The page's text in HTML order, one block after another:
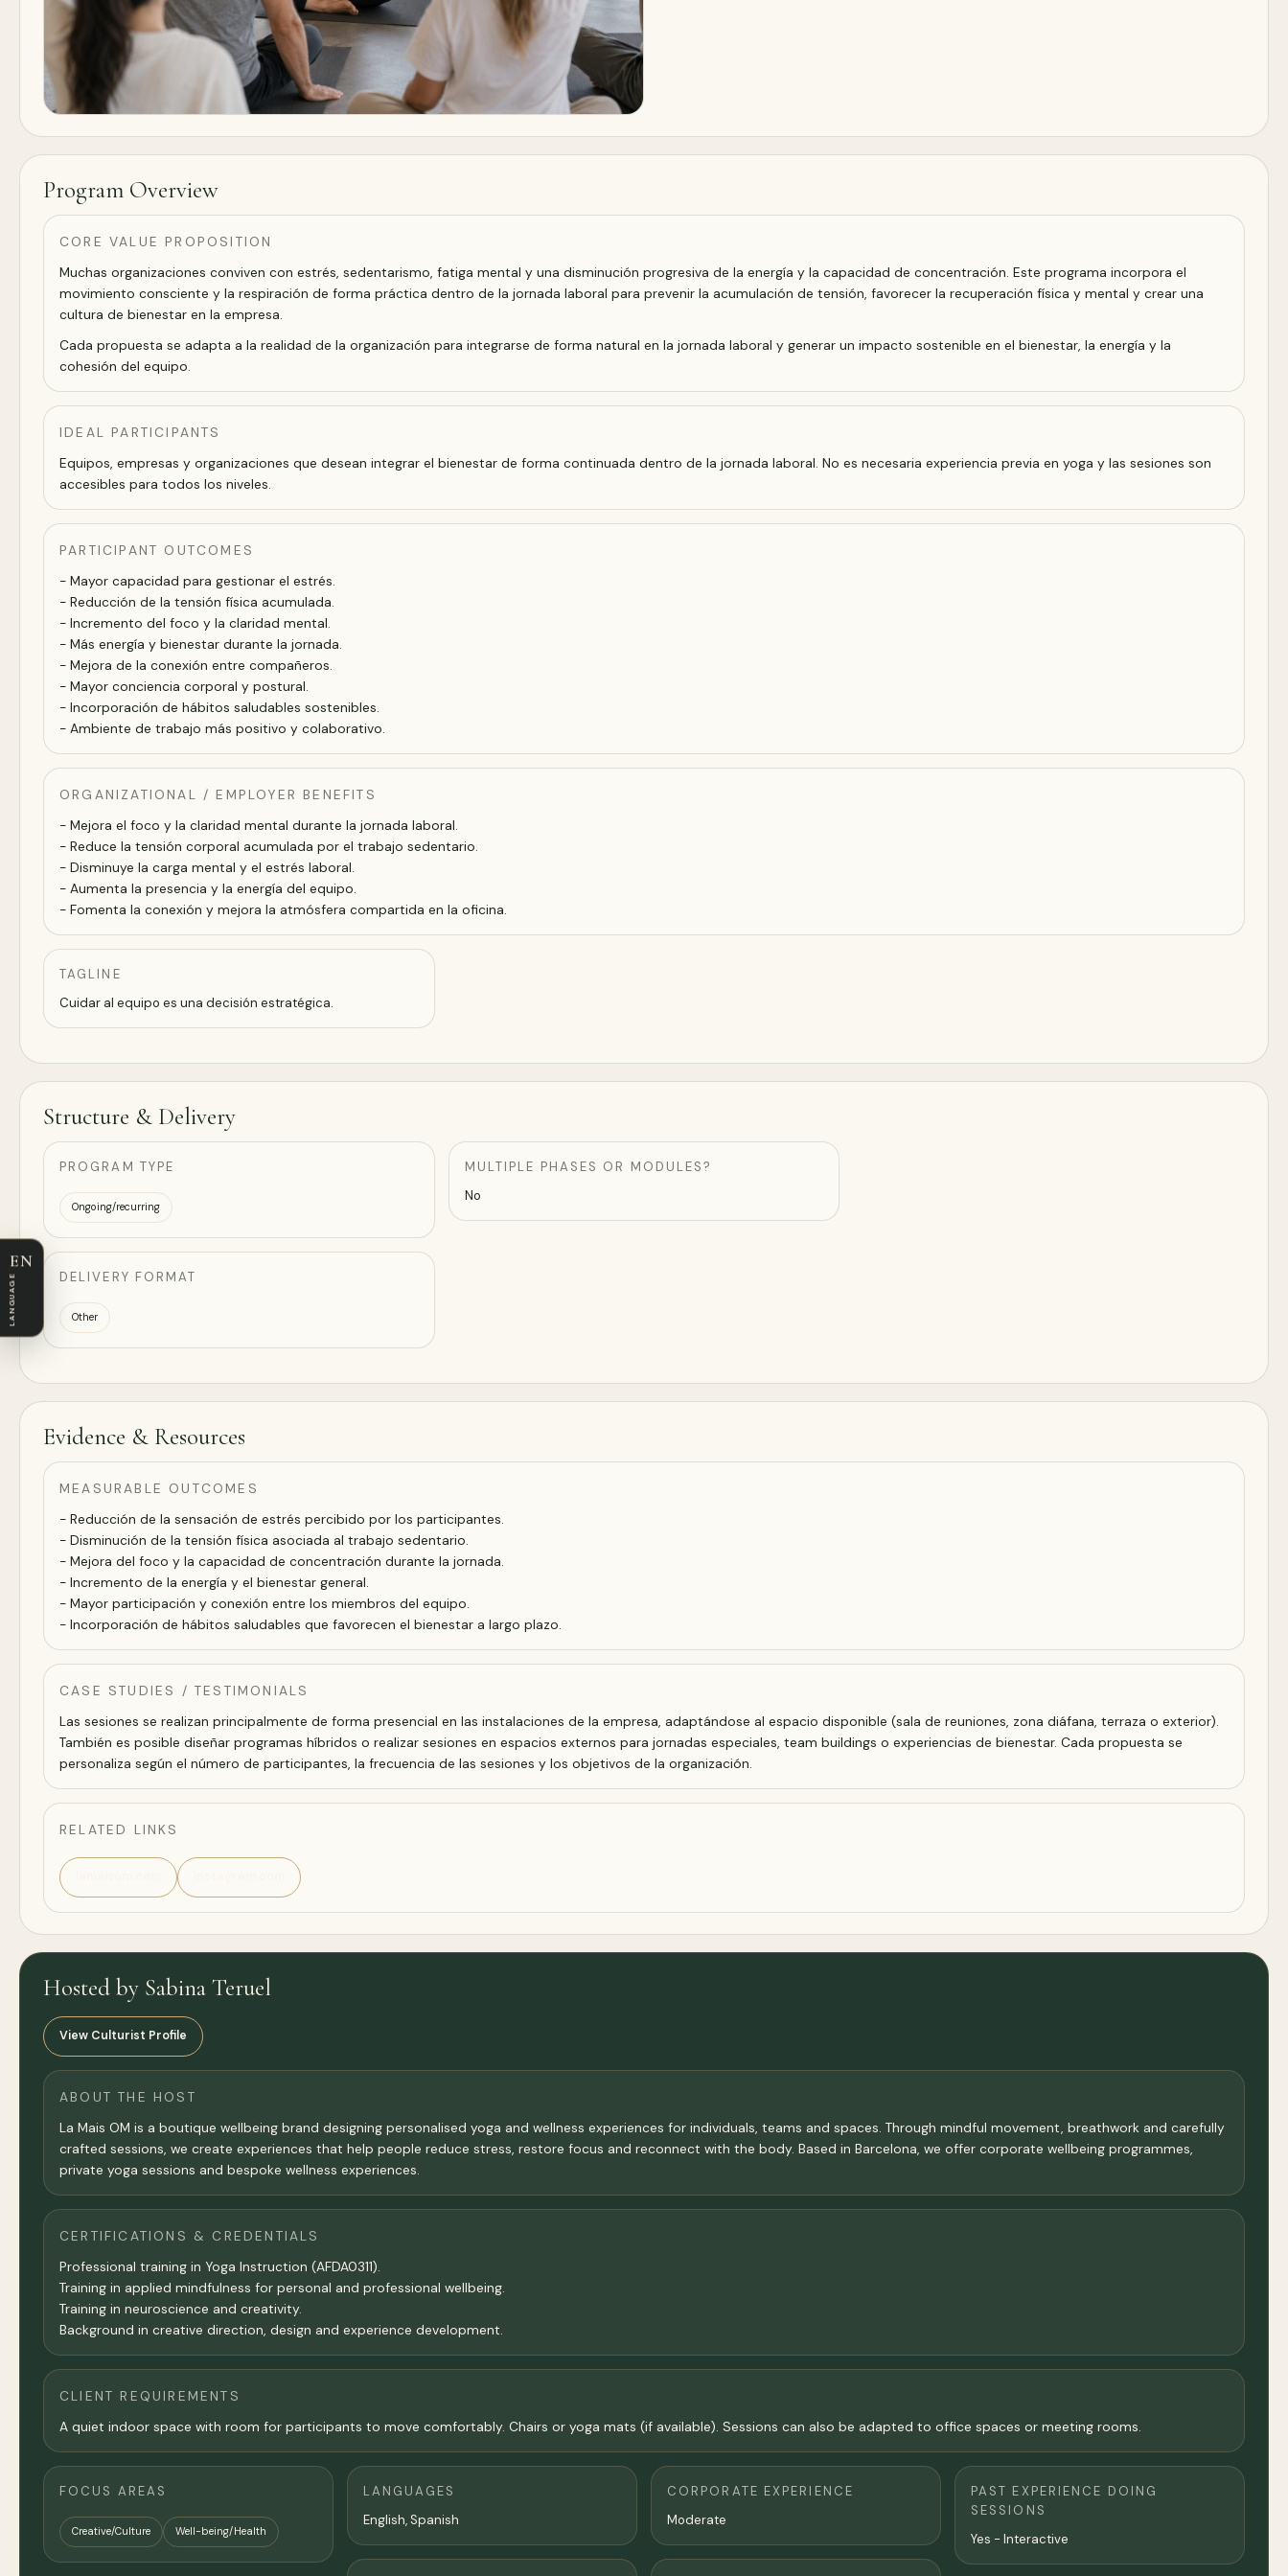
Program Overview
CORE VALUE PROPOSITION
Muchas organizaciones conviven con estrés, sedentarismo, fatiga mental y una disminución progresiva de la energía y la capacidad de concentración. Este programa incorpora el
movimiento consciente y la respiración de forma práctica dentro de la jornada laboral para prevenir la acumulación de tensión, favorecer la recuperación física y mental y crear una
cultura de bienestar en la empresa.
Cada propuesta se adapta a la realidad de la organización para integrarse de forma natural en la jornada laboral y generar un impacto sostenible en el bienestar, la energía y la
cohesión del equipo.
IDEAL PARTICIPANTS
Equipos, empresas y organizaciones que desean integrar el bienestar de forma continuada dentro de la jornada laboral. No es necesaria experiencia previa en yoga y las sesiones son
accesibles para todos los niveles.
PARTICIPANT OUTCOMES
- Mayor capacidad para gestionar el estrés.
- Reducción de la tensión física acumulada.
- Incremento del foco y la claridad mental.
- Más energía y bienestar durante la jornada.
- Mejora de la conexión entre compañeros.
- Mayor conciencia corporal y postural.
- Incorporación de hábitos saludables sostenibles.
- Ambiente de trabajo más positivo y colaborativo.
ORGANIZATIONAL / EMPLOYER BENEFITS
- Mejora el foco y la claridad mental durante la jornada laboral.
- Reduce la tensión corporal acumulada por el trabajo sedentario.
- Disminuye la carga mental y el estrés laboral.
- Aumenta la presencia y la energía del equipo.
- Fomenta la conexión y mejora la atmósfera compartida en la oficina.
TAGLINE
Cuidar al equipo es una decisión estratégica.
Structure & Delivery
PROGRAM TYPE
Ongoing/recurring
DELIVERY FORMAT
Other
MULTIPLE PHASES OR MODULES?
No
Evidence & Resources
MEASURABLE OUTCOMES
- Reducción de la sensación de estrés percibido por los participantes.
- Disminución de la tensión física asociada al trabajo sedentario.
- Mejora del foco y la capacidad de concentración durante la jornada.
- Incremento de la energía y el bienestar general.
- Mayor participación y conexión entre los miembros del equipo.
- Incorporación de hábitos saludables que favorecen el bienestar a largo plazo.
CASE STUDIES / TESTIMONIALS
Las sesiones se realizan principalmente de forma presencial en las instalaciones de la empresa, adaptándose al espacio disponible (sala de reuniones, zona diáfana, terraza o exterior).
También es posible diseñar programas híbridos o realizar sesiones en espacios externos para jornadas especiales, team buildings o experiencias de bienestar. Cada propuesta se
personaliza según el número de participantes, la frecuencia de las sesiones y los objetivos de la organización.
RELATED LINKS
Hosted by Sabina Teruel
View Culturist Profile
ABOUT THE HOST
La Mais OM is a boutique wellbeing brand designing personalised yoga and wellness experiences for individuals, teams and spaces. Through mindful movement, breathwork and carefully
crafted sessions, we create experiences that help people reduce stress, restore focus and reconnect with the body. Based in Barcelona, we offer corporate wellbeing programmes,
private yoga sessions and bespoke wellness experiences.
CERTIFICATIONS & CREDENTIALS
Professional training in Yoga Instruction (AFDA0311).
Training in applied mindfulness for personal and professional wellbeing.
Training in neuroscience and creativity.
Background in creative direction, design and experience development.
CLIENT REQUIREMENTS
A quiet indoor space with room for participants to move comfortably. Chairs or yoga mats (if available). Sessions can also be adapted to office spaces or meeting rooms.
FOCUS AREAS
Creative/Culture Well-being/Health
LANGUAGES
English, Spanish
CORPORATE EXPERIENCE
Moderate
PAST EXPERIENCE DOING
SESSIONS
Yes - Interactive
EN
LANGUAGE